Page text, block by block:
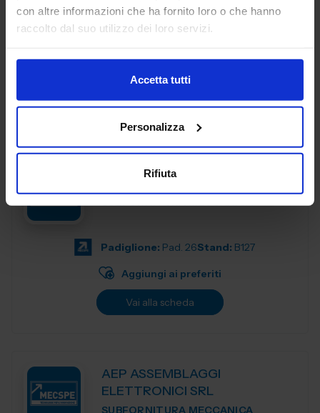
con altre informazioni che ha fornito loro o che hanno
raccolto dal suo utilizzo dei loro servizi.
Accetta tutti
Personalizza
Rifiuta
dell’innovazione. Mettiamo a tua disposizione oltre 20 anni
di esperienza nel sett...
Aggiungi ai preferiti
Vai alla scheda
SUBFORNITURA MECCANICA
Padiglione: Pad. 26Stand: B127
Aggiungi ai preferiti
Vai alla scheda
AEP ASSEMBLAGGI
ELETTRONICI SRL
SUBFORNITURA MECCANICA